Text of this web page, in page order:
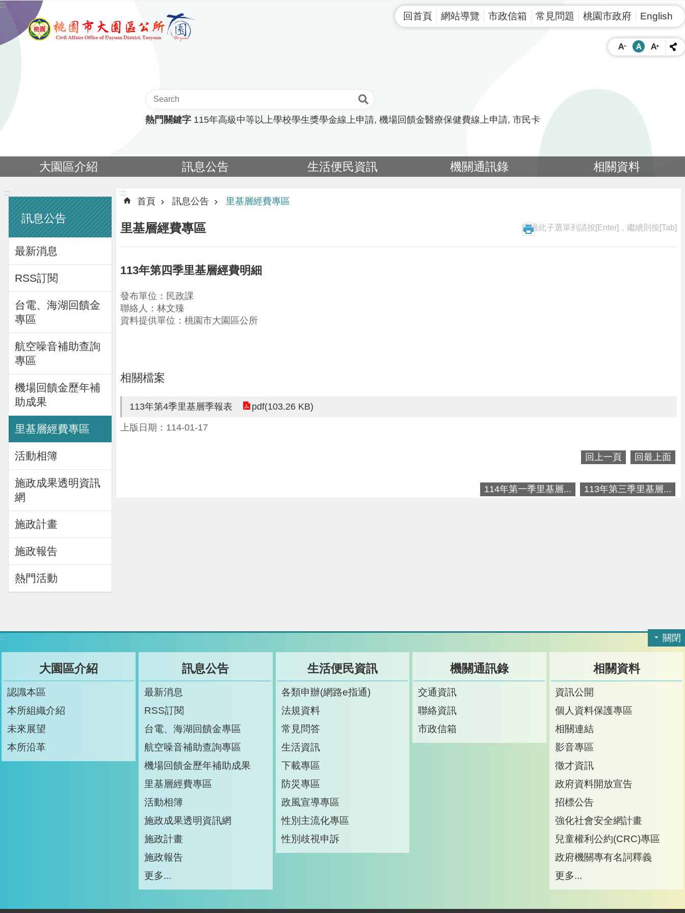
跳到主要內容區塊
:::
回首頁 網站導覽 市政信箱 常見問題 桃園市政府 English
熱門關鍵字 115年高級中等以上學校學生獎學金線上申請 機場回饋金醫療保健費線上申請 市民卡
大園區介紹 訊息公告 生活便民資訊 機關通訊錄 相關資料
:::
訊息公告
最新消息
RSS訂閱
台電、海湖回饋金
專區
航空噪音補助查詢
專區
機場回饋金歷年補
助成果
里基層經費專區
活動相簿
施政成果透明資訊
網
施政計畫
施政報告
熱門活動
:::
首頁 訊息公告 里基層經費專區
里基層經費專區 跳過此子選單列請按[Enter]，繼續則按[Tab]
113年第四季里基層經費明細
發布單位：民政課
聯絡人：林文臻
資料提供單位：桃園市大園區公所
相關檔案
113年第4季里基層季報表 pdf(103.26 KB)
上版日期：114-01-17
回上一頁 回最上面
114年第一季里基層... 113年第三季里基層...
關閉
:::
大園區介紹
認識本區
本所組織介紹
未來展望
本所沿革
訊息公告
最新消息
RSS訂閱
台電、海湖回饋金專區
航空噪音補助查詢專區
機場回饋金歷年補助成果
里基層經費專區
活動相簿
施政成果透明資訊網
施政計畫
施政報告
更多...
生活便民資訊
各類申辦(網路e指通)
法規資料
常見問答
生活資訊
下載專區
防災專區
政風宣導專區
性別主流化專區
性別歧視申訴
機關通訊錄
交通資訊
聯絡資訊
市政信箱
相關資料
資訊公開
個人資料保護專區
相關連結
影音專區
徵才資訊
政府資料開放宣告
招標公告
強化社會安全網計畫
兒童權利公約(CRC)專區
政府機關專有名詞釋義
更多...